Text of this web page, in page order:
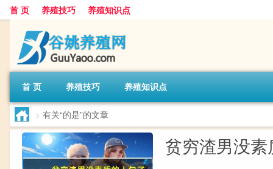
首 页 养殖技巧 养殖知识点
首 页 养殖技巧 养殖知识点
> 有关“的是”的文章
贫穷渣男没